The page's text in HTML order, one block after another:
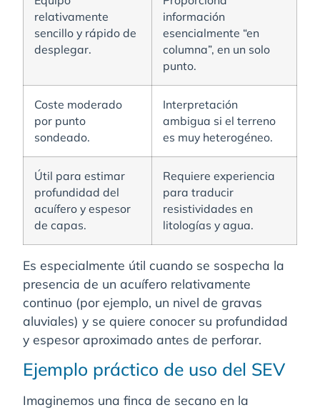
relativamente
sencillo y rápido de
desplegar.
información
esencialmente “en
columna”, en un solo
punto.
Coste moderado
por punto
sondeado.
Interpretación
ambigua si el terreno
es muy heterogéneo.
Útil para estimar
profundidad del
acuífero y espesor
de capas.
Requiere experiencia
para traducir
resistividades en
litologías y agua.
Es especialmente útil cuando se sospecha la
presencia de un acuífero relativamente
continuo (por ejemplo, un nivel de gravas
aluviales) y se quiere conocer su profundidad
y espesor aproximado antes de perforar.
Ejemplo práctico de uso del SEV
Imaginemos una finca de secano en la